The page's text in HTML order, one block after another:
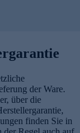
der Ware.
über die
finden Sie in